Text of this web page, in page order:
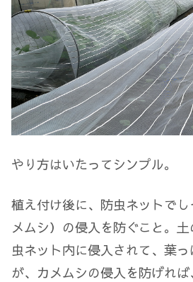
やり方はいたってシンプル。
植え付け後に、防虫ネットで
メムシ）の侵入を防ぐこと。
虫ネット内に侵入されて、葉
が、カメムシの侵入を防げれ